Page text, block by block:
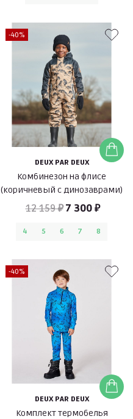
-40%
DEUX PAR DEUX
Комбинезон на флисе
(коричневый с динозаврами)
12 159 ₽ 7 300 ₽
4 5 6 7 8
-40%
DEUX PAR DEUX
Комплект термобелья